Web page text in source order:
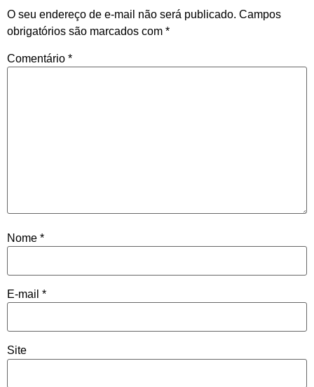
O seu endereço de e-mail não será publicado. Campos
obrigatórios são marcados com *
Comentário *
Nome *
E-mail *
Site